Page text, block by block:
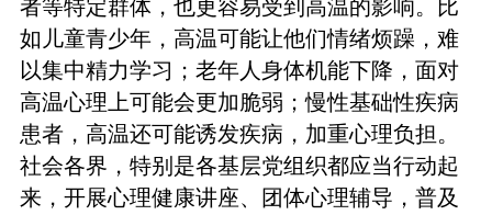
者等特定群体，也更容易受到高温的影响。比
如儿童青少年，高温可能让他们情绪烦躁，难
以集中精力学习；老年人身体机能下降，面对
高温心理上可能会更加脆弱；慢性基础性疾病
患者，高温还可能诱发疾病，加重心理负担。
社会各界，特别是各基层党组织都应当行动起
来，开展心理健康讲座、团体心理辅导，普及